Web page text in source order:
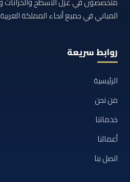
المباني في جميع أنحاء المملكة
روابط سريعة
الرئيسية
من نحن
خدماتنا
أعمالنا
اتصل بنا